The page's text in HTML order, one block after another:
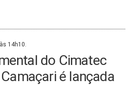
14h10.
do Cimatec
é lançada